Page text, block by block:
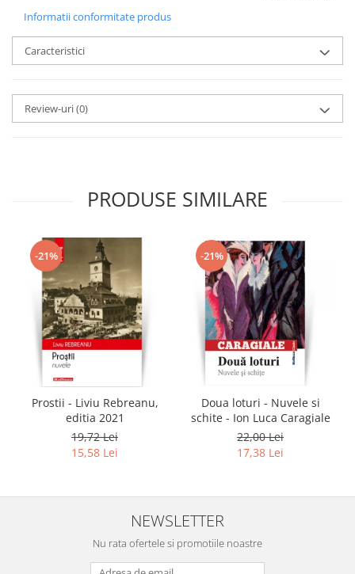
Informatii conformitate produs
Caracteristici
Review-uri(0)
PRODUSE SIMILARE
-21%
Prostii - Liviu Rebreanu,
editia 2021
19,72 Lei
15,58 Lei
-21%
Doua loturi - Nuvele si
schite - Ion Luca Caragiale
22,00 Lei
17,38 Lei
NEWSLETTER
Nu rata ofertele si promotiile noastre